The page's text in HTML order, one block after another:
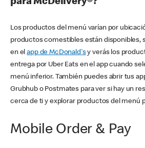
para McDelivery®?
Los productos del menú varían por
productos comestibles están disponibles,
en elapp de McDonald'sy verás los
entrega por Uber Eats en el app cuando
menú inferior. También puedes abrir tus
Grubhub o Postmates para ver si hay un
cerca de ti y explorar productos del menú
Mobile Order & Pay